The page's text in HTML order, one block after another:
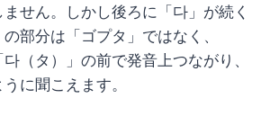
せん。しかし後ろに「다」が続く
部分は「ゴプタ」ではなく、
다（タ）」の前で発音上つながり、
に聞こえます。